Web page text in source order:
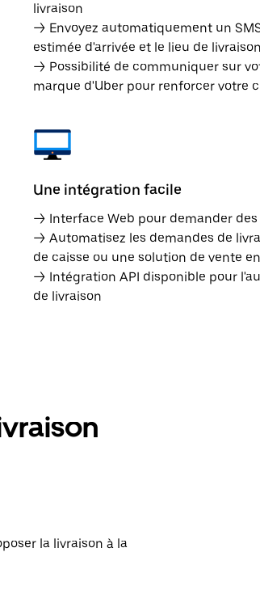
livraison
→ Envoyez automatiquement un
estimée d'arrivée et le lieu de livraison
→ Possibilité de communiquer sur
marque d'Uber pour renforcer votre
Une intégration facile
→ Interface Web pour demander des
→ Automatisez les demandes de
de caisse ou une solution de vente
→ Intégration API disponible pour
de livraison
la livraison à la